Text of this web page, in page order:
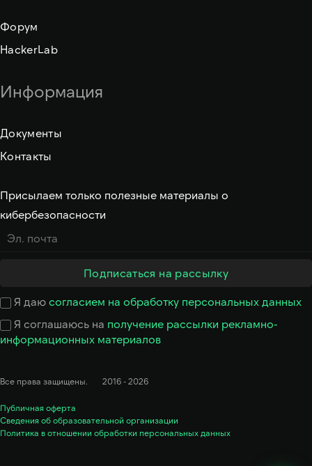
Форум
HackerLab
Информация
Документы
Контакты
Присылаем только полезные материалы о
кибербезопасности
Подписаться на рассылку
Я даю согласием на обработку персональных данных
Я соглашаюсь на получение рассылки рекламно-
информационных материалов
Все права защищены. 2016 - 2026
Публичная оферта
Сведения об образовательной организации
Политика в отношении обработки персональных данных
Ответим в рабочее время